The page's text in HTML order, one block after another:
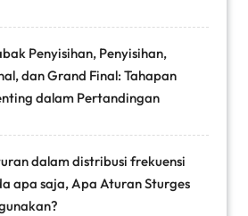
Penyisihan, Penyisihan,
dan Grand Final: Tahapan
dalam Pertandingan
dalam distribusi frekuensi
apa saja, Apa Aturan Sturges